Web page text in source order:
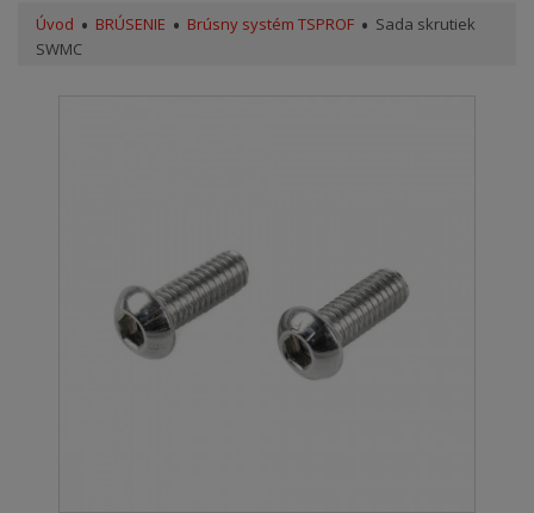
Úvod BRÚSENIE Brúsny systém TSPROF
Sada skrutiek
SWMC